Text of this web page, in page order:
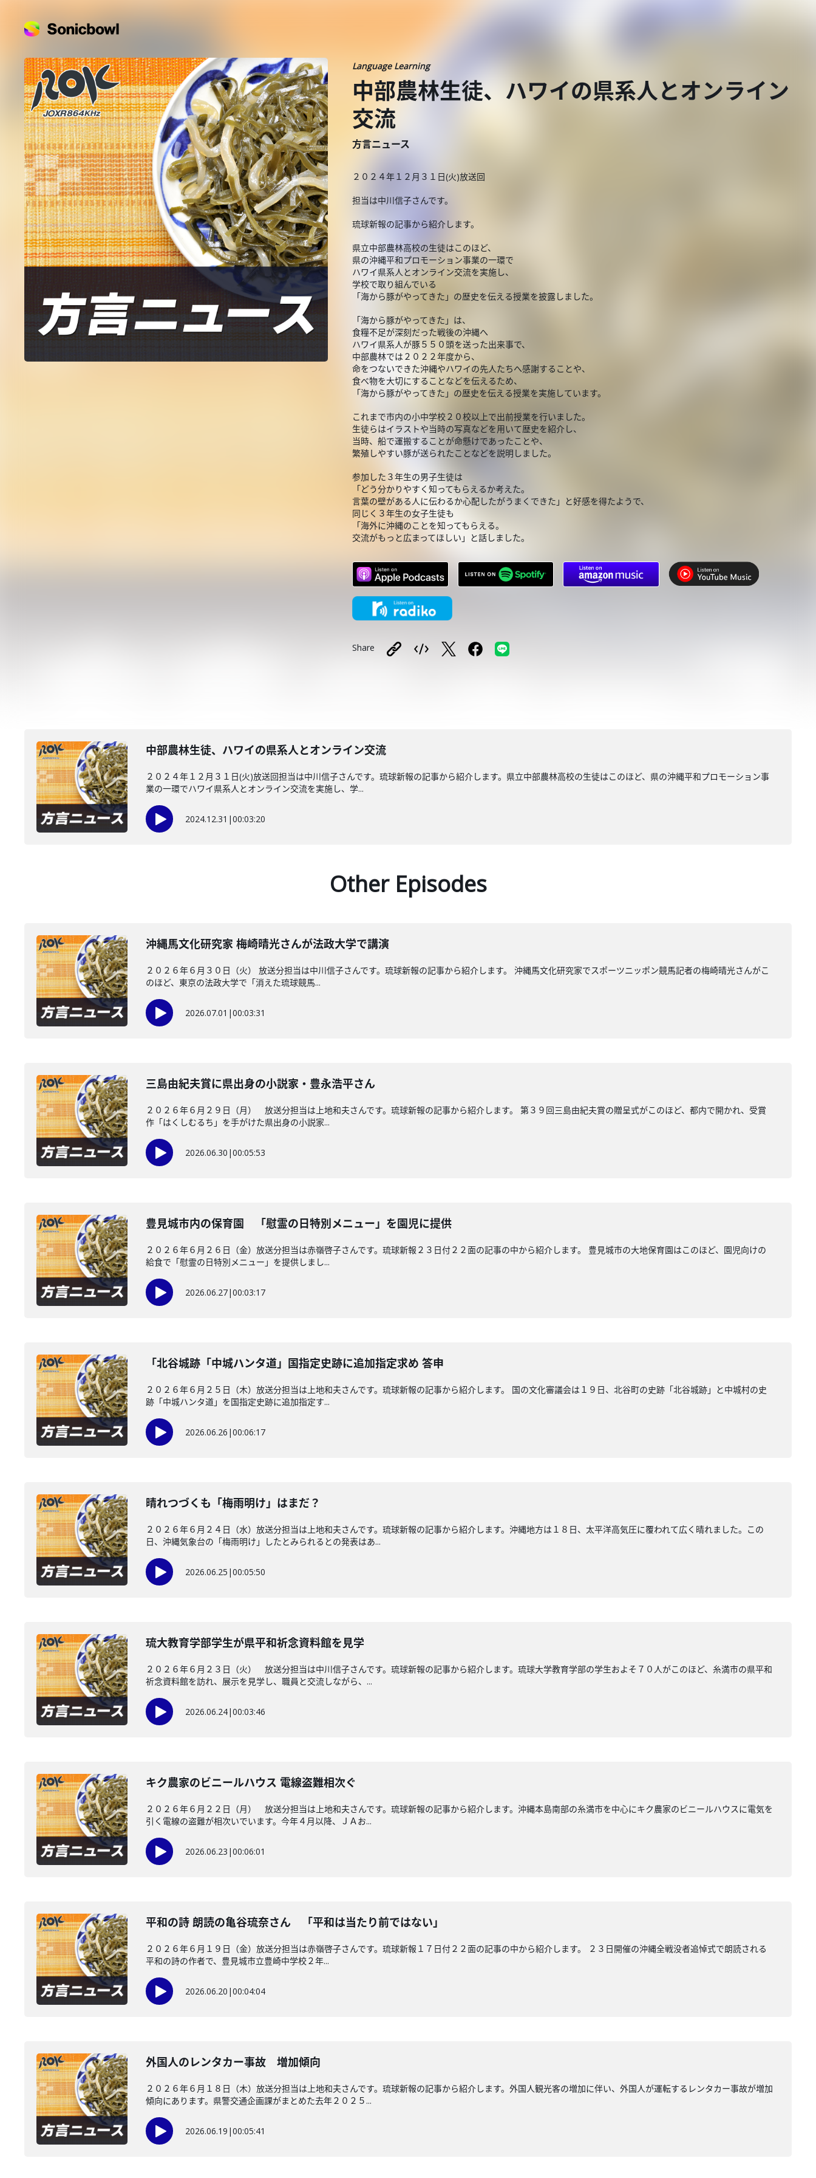
Language Learning
中部農林生徒、ハワイの県系人とオンライン
交流
方言ニュース
２０２４年１２月３１日(火)放送回
担当は中川信子さんです。
琉球新報の記事から紹介します。
県立中部農林高校の生徒はこのほど、
県の沖縄平和プロモーション事業の一環で
ハワイ県系人とオンライン交流を実施し、
学校で取り組んでいる
「海から豚がやってきた」の歴史を伝える授業を披露しました。
「海から豚がやってきた」は、
食糧不足が深刻だった戦後の沖縄へ
ハワイ県系人が豚５５０頭を送った出来事で、
中部農林では２０２２年度から、
命をつないできた沖縄やハワイの先人たちへ感謝することや、
食べ物を大切にすることなどを伝えるため、
「海から豚がやってきた」の歴史を伝える授業を実施しています。
これまで市内の小中学校２０校以上で出前授業を行いました。
生徒らはイラストや当時の写真などを用いて歴史を紹介し、
当時、船で運搬することが命懸けであったことや、
繁殖しやすい豚が送られたことなどを説明しました。
参加した３年生の男子生徒は
「どう分かりやすく知ってもらえるか考えた。
言葉の壁がある人に伝わるか心配したがうまくできた」と好感を得たようで、
同じく３年生の女子生徒も
「海外に沖縄のことを知ってもらえる。
交流がもっと広まってほしい」と話しました。
Share
中部農林生徒、ハワイの県系人とオンライン交流
２０２４年１２月３１日(火)放送回担当は中川信子さんです。琉球新報の記事から紹介します。県立中部農林高校の生徒はこのほど、県の沖縄平和プロモーション事
業の一環でハワイ県系人とオンライン交流を実施し、学...
2024.12.31 |00:03:20
Other Episodes
沖縄馬文化研究家 梅崎晴光さんが法政大学で講演
２０２６年６月３０日（火） 放送分担当は中川信子さんです。琉球新報の記事から紹介します。 沖縄馬文化研究家でスポーツニッポン競馬記者の梅崎晴光さんがこ
のほど、東京の法政大学で「消えた琉球競馬...
2026.07.01 |00:03:31
三島由紀夫賞に県出身の小説家・豊永浩平さん
２０２６年６月２９日（月） 放送分担当は上地和夫さんです。琉球新報の記事から紹介します。 第３９回三島由紀夫賞の贈呈式がこのほど、都内で開かれ、受賞
作「はくしむるち」を手がけた県出身の小説家...
2026.06.30 |00:05:53
豊見城市内の保育園 「慰霊の日特別メニュー」を園児に提供
２０２６年６月２６日（金）放送分担当は赤嶺啓子さんです。琉球新報２３日付２２面の記事の中から紹介します。 豊見城市の大地保育園はこのほど、園児向けの
給食で「慰霊の日特別メニュー」を提供しまし...
2026.06.27|00:03:17
「北谷城跡「中城ハンタ道」国指定史跡に追加指定求め 答申
２０２６年６月２５日（木）放送分担当は上地和夫さんです。琉球新報の記事から紹介します。 国の文化審議会は１９日、北谷町の史跡「北谷城跡」と中城村の史
跡「中城ハンタ道」を国指定史跡に追加指定す...
2026.06.26 |00:06:17
晴れつづくも「梅雨明け」はまだ？
２０２６年６月２４日（水）放送分担当は上地和夫さんです。琉球新報の記事から紹介します。沖縄地方は１８日、太平洋高気圧に覆われて広く晴れました。この
日、沖縄気象台の「梅雨明け」したとみられるとの発表はあ...
2026.06.25 |00:05:50
琉大教育学部学生が県平和祈念資料館を見学
２０２６年６月２３日（火） 放送分担当は中川信子さんです。琉球新報の記事から紹介します。琉球大学教育学部の学生およそ７０人がこのほど、糸満市の県平和
祈念資料館を訪れ、展示を見学し、職員と交流しながら、...
2026.06.24|00:03:46
キク農家のビニールハウス 電線盗難相次ぐ
２０２６年６月２２日（月） 放送分担当は上地和夫さんです。琉球新報の記事から紹介します。沖縄本島南部の糸満市を中心にキク農家のビニールハウスに電気を
引く電線の盗難が相次いでいます。今年４月以降、ＪＡお...
2026.06.23 |00:06:01
平和の詩 朗読の亀谷琉奈さん 「平和は当たり前ではない」
２０２６年６月１９日（金）放送分担当は赤嶺啓子さんです。琉球新報１７日付２２面の記事の中から紹介します。 ２３日開催の沖縄全戦没者追悼式で朗読される
平和の詩の作者で、豊見城市立豊崎中学校２年...
2026.06.20 |00:04:04
外国人のレンタカー事故 増加傾向
２０２６年６月１８日（木）放送分担当は上地和夫さんです。琉球新報の記事から紹介します。外国人観光客の増加に伴い、外国人が運転するレンタカー事故が増加
傾向にあります。県警交通企画課がまとめた去年２０２５...
2026.06.19 |00:05:41